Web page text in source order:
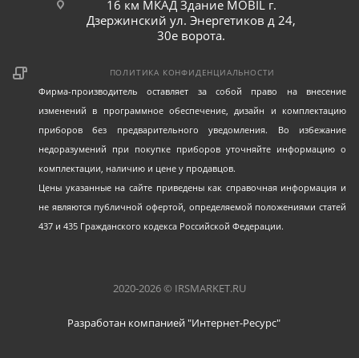
16 км МКАД Здание MOBIL г.
Дзержинский ул. Энергетиков д 24,
30е ворота.
ПОЛИТИКА КОНФИДЕНЦИАЛЬНОСТИ
Фирма-производитель оставляет за собой право на внесение
изменений в программное обеспечение, дизайн и комплектацию
приборов без предварительного уведомления. Во избежание
недоразумений при покупке приборов уточняйте информацию о
комплектации, наличию и цене у продавцов.
Цены указанные на сайте приведены как справочная информация и
не являются публичной офертой, определяемой положениями статей
437 и 435 Гражданского кодекса Российской Федерации.
2020-2026 © IRSMARKET.RU
Разработан компанией "Интернет-Ресурс"